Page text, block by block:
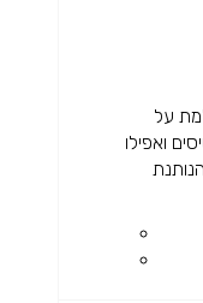
על
ואפילו